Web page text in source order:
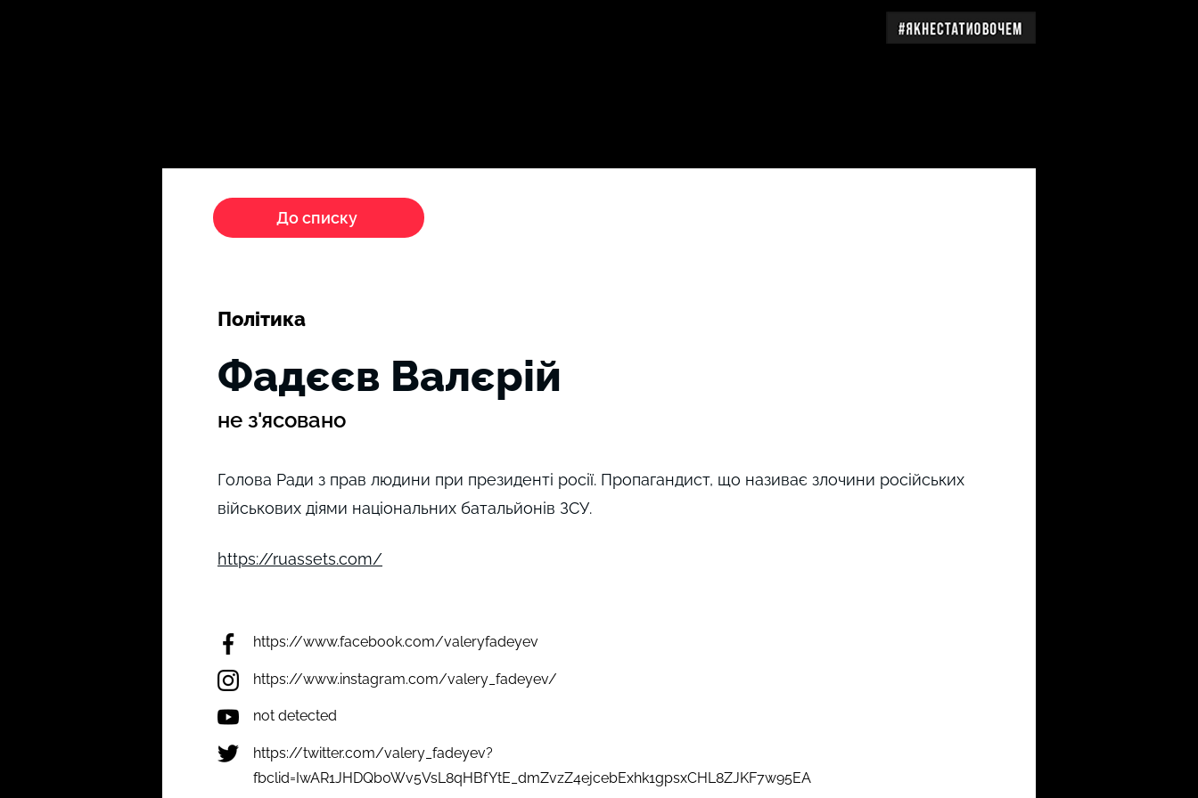
До списку
Політика
не з'ясовано
Фадєєв Валєрій
Голова Ради з прав людини при президенті росії. Пропагандист, що називає злочини російських
військових діями національних батальйонів ЗСУ.
https://ruassets.com/
https://www.facebook.com/valeryfadeyev
https://www.instagram.com/valery_fadeyev/
not detected
https://twitter.com/valery_fadeyev?
fbclid=IwAR1JHDQb0Wv5VsL8qHBfYtE_dmZvzZ4ejcebExhk1gpsxCHL8ZJKF7w95EA